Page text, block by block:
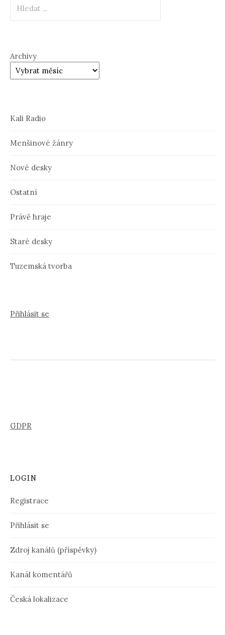
Archivy
Kali Radio
Menšinové žánry
Nové desky
Ostatní
Právě hraje
Staré desky
Tuzemská tvorba
Přihlásit se
GDPR
LOGIN
Registrace
Přihlásit se
Zdroj kanálů (příspěvky)
Kanál komentářů
Česká lokalizace